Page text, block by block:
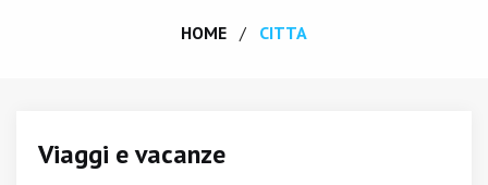
HOME CITTA
Viaggi e vacanze